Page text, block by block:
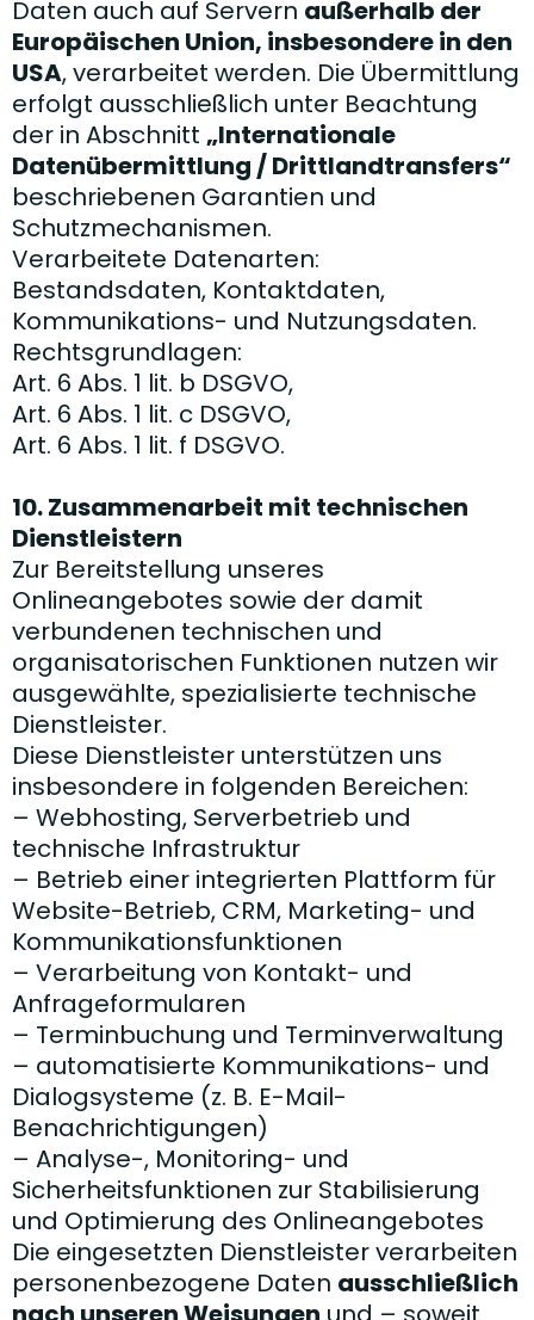
Daten auch auf Servern außerhalb der
Europäischen Union, insbesondere in den
USA, verarbeitet werden. Die Übermittlung
erfolgt ausschließlich unter Beachtung
der in Abschnitt „Internationale
Datenübermittlung / Drittlandtransfers“
beschriebenen Garantien und
Schutzmechanismen.
Verarbeitete Datenarten:
Bestandsdaten, Kontaktdaten,
Kommunikations- und Nutzungsdaten.
Rechtsgrundlagen:
Art. 6 Abs. 1 lit. b DSGVO,
Art. 6 Abs. 1 lit. c DSGVO,
Art. 6 Abs. 1 lit. f DSGVO.
10. Zusammenarbeit mit technischen
Dienstleistern
Zur Bereitstellung unseres
Onlineangebotes sowie der damit
verbundenen technischen und
organisatorischen Funktionen nutzen wir
ausgewählte, spezialisierte technische
Dienstleister.
Diese Dienstleister unterstützen uns
insbesondere in folgenden Bereichen:
– Webhosting, Serverbetrieb und
technische Infrastruktur
– Betrieb einer integrierten Plattform für
Website-Betrieb, CRM, Marketing- und
Kommunikationsfunktionen
– Verarbeitung von Kontakt- und
Anfrageformularen
– Terminbuchung und Terminverwaltung
– automatisierte Kommunikations- und
Dialogsysteme (z. B. E-Mail-
Benachrichtigungen)
– Analyse-, Monitoring- und
Sicherheitsfunktionen zur Stabilisierung
und Optimierung des Onlineangebotes
Die eingesetzten Dienstleister verarbeiten
personenbezogene Daten ausschließlich